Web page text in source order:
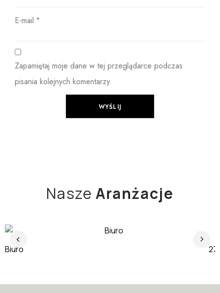
E-mail *
Zapamiętaj moje dane w tej przeglądarce podczas
pisania kolejnych komentarzy.
NaszeAranżacje
Biuro